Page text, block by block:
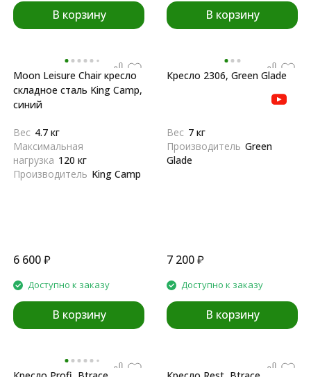
В корзину В корзину
Moon Leisure Chair кресло
складное cталь King Camp,
синий
Вес 4.7 кг
Максимальная
нагрузка 120 кг
Производитель King Camp
6 600₽
Доступно к заказу
В корзину
Кресло 2306, Green Glade
Вес 7 кг
Производитель Green
Glade
7 200₽
Доступно к заказу
В корзину